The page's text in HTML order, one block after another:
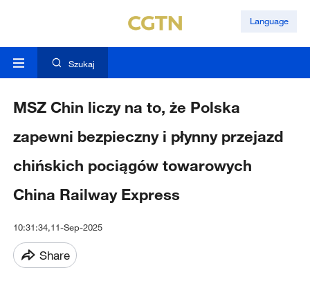
Language
Szukaj
MSZ Chin liczy na to, że Polska
zapewni bezpieczny i płynny przejazd
chińskich pociągów towarowych
China Railway Express
10:31:34,11-Sep-2025
Share